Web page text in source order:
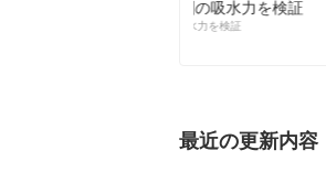
柔軟剤の吸水力を検証
最近の更新内容